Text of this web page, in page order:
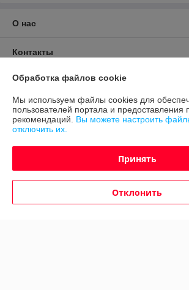
О нас
Контакты
Доставка и оплата
График работы
Политика обработки cookies
Сайт создан на платформе Deal.by
Обработка файлов cookie
Мы используем файлы cookies для
пользователей портала и предоставления
рекомендаций. Вы можете настроить
отключить их.
Принять
Отклонить